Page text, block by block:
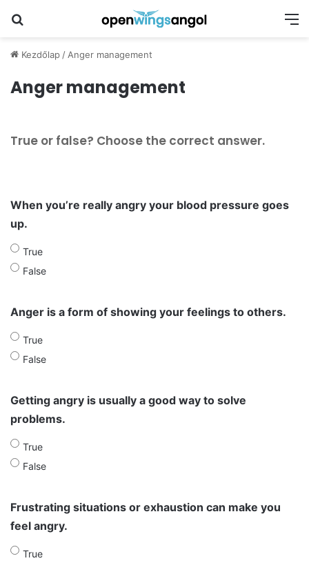
Kezdőlap / Anger management
Anger management
True or false? Choose the correct answer.
When you’re really angry your blood pressure goes
up.
True
False
Anger is a form of showing your feelings to others.
True
False
Getting angry is usually a good way to solve
problems.
True
False
Frustrating situations or exhaustion can make you
feel angry.
True